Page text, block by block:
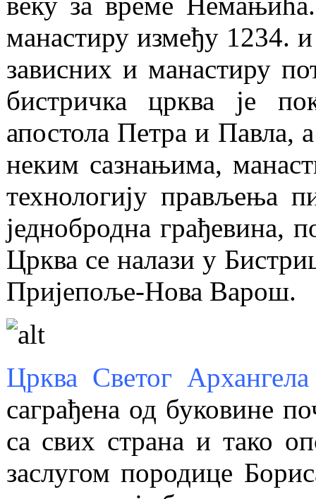
манастиру између 1234.
зависних и манастиру
бистричка црква је
апостола Петра и Павла,
неким сазнањима,
технологију прављења
једнобродна грађевина,
Црква се налази у
Пријепоље-Нова Варош.
Црква Светог Архангела
саграђена од буковине
са свих страна и тако
заслугом породице